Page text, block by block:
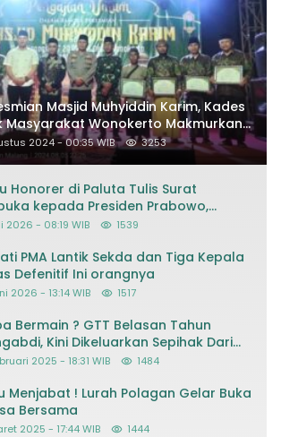
Masjid Muhyiddin Karim, Kades
Masyarakat Wonokerto Makmurkan
2024 - 00:35 WIB 3253
Honorer di Paluta Tulis Surat
kepada Presiden Prabowo,
Keadilan atas Dugaan
2026 - 08:19 WIB 1539
PMA Lantik Sekda dan Tiga Kepala
Defenitif Ini orangnya
2026 - 13:14 WIB 1517
Bermain ? GTT Belasan Tahun
Kini Dikeluarkan Sepihak Dari
2025 - 18:31 WIB 1484
Menjabat ! Lurah Polagan Gelar Buka
Bersama
2025 - 17:44 WIB 1444